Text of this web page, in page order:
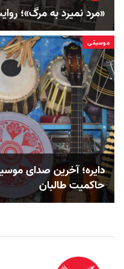
«مرد نمیرد به مرگ»؛
موسیقی
دایره؛ آخرین صدای
حاکمیت طالبان